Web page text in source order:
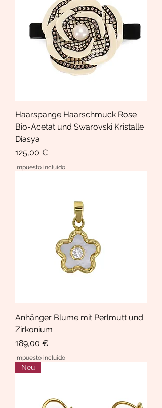
Haarspange Haarschmuck Rose
Bio-Acetat und Swarovski Kristalle
Diasya
Precio
125,00 €
Impuesto incluido
Anhänger Blume mit Perlmutt und
Zirkonium
Precio
189,00 €
Impuesto incluido
Neu